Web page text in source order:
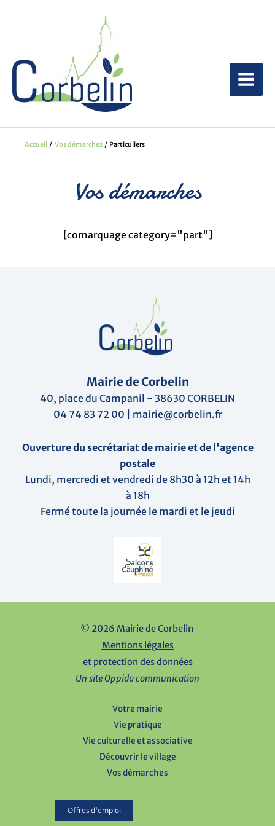
Accueil Vos démarches Particuliers
Vos démarches
[comarquage category="part"]
Mairie de Corbelin
40, place du Campanil - 38630 CORBELIN
04 74 83 72 00 | mairie@corbelin.fr
Ouverture du secrétariat de mairie et de l'agence
postale
Lundi, mercredi et vendredi de 8h30 à 12h et 14h
à 18h
Fermé toute la journée le mardi et le jeudi
© 2026 Mairie de Corbelin
Mentions légales
et protection des données
Un site Oppida communication
Votre mairie
Vie pratique
Vie culturelle et associative
Découvrir le village
Vos démarches
Offres d'emploi